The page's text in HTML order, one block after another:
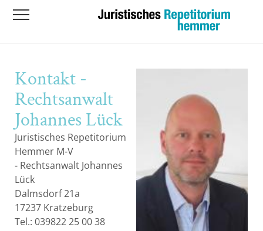
Kontakt -
Rechtsanwalt
Johannes Lück
Juristisches Repetitorium
Hemmer M-V
- Rechtsanwalt Johannes
Lück
Dalmsdorf 21a
17237 Kratzeburg
Tel.: 039822 25 00 38
Übersicht
Augsburg
Bayeuth
Berlin-Dahlem
Berlin-Mitte
Bielefeld
Bochum
Übersicht
Hauptkurs
Hauptkurs 2026
Klausurenkurs
Klausurenkurs Mecklenburg
Klausurbesprechung - 2026
Crashkurs
Crashkurs - Zivilrecht 2026 II
Crashkurs Öffentliches Recht MV - 2026
online
Übersicht
Rechtsanwalt Johannes Lück
Hemmerteam Mecklenburg-Vorpommern